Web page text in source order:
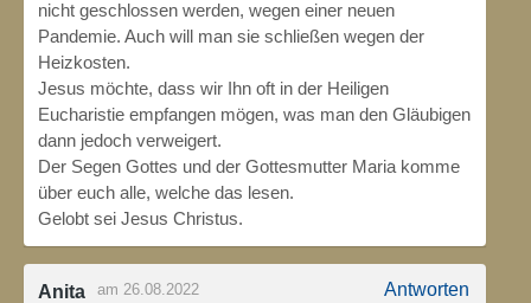
nicht geschlossen werden, wegen einer neuen
Pandemie. Auch will man sie schließen wegen der
Heizkosten.
Jesus möchte, dass wir Ihn oft in der Heiligen
Eucharistie empfangen mögen, was man den Gläubigen
dann jedoch verweigert.
Der Segen Gottes und der Gottesmutter Maria komme
über euch alle, welche das lesen.
Gelobt sei Jesus Christus.
Anita am 26.08.2022 Antworten